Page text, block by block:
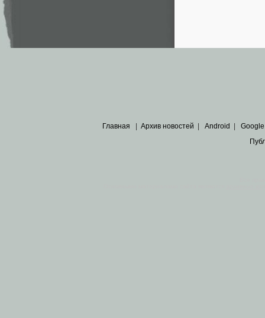
Главная Архив новостей Android Google